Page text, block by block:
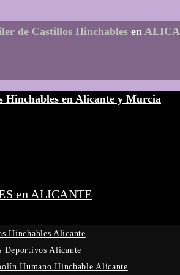
de Castillos Hinchables en
en ALICANTE
Hinchables Alicante
Deportivos Alicante
Humano Hinchable Alicante